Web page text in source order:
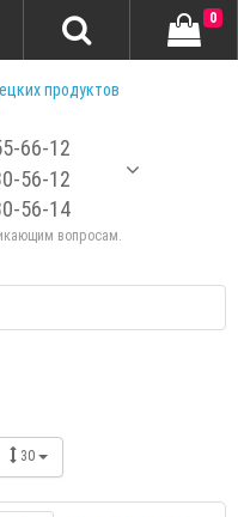
66-12
56-12
56-14
вопросам.
0
30